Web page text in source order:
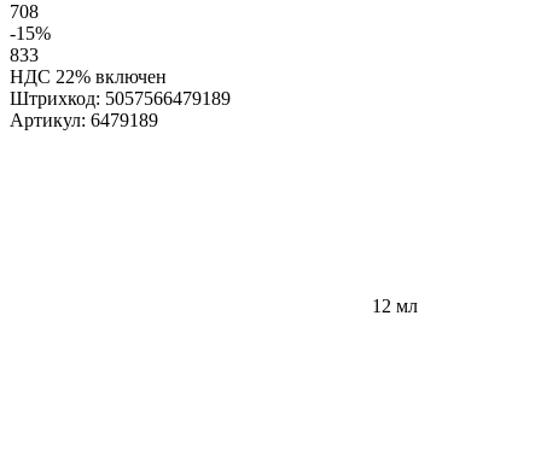
708
-15%
833
НДС 22% включен
Штрихкод: 5057566479189
Артикул: 6479189
12 мл